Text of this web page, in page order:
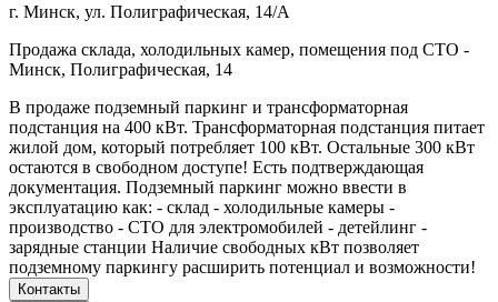
г. Минск, ул. Полиграфическая, 14/А
Продажа склада, холодильных камер, помещения под СТО -
Минск, Полиграфическая, 14
В продаже подземный паркинг и трансформаторная
подстанция на 400 кВт. Трансформаторная подстанция питает
жилой дом, который потребляет 100 кВт. Остальные 300 кВт
остаются в свободном доступе! Есть подтверждающая
документация. Подземный паркинг можно ввести в
эксплуатацию как: - склад - холодильные камеры -
производство - СТО для электромобилей - детейлинг -
зарядные станции Наличие свободных кВт позволяет
подземному паркингу расширить потенциал и возможности!
Контакты